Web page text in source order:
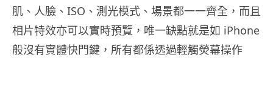
肌、人臉、ISO、測光模式、場景都一一齊全，而且
相片特效亦可以實時預覽，唯一缺點就是如 iPhone
般沒有實體快門鍵，所有都係透過輕觸熒幕操作